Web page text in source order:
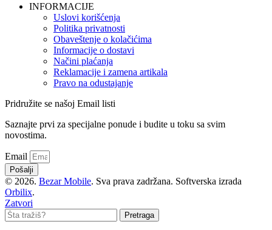
INFORMACIJE
Uslovi korišćenja
Politika privatnosti
Obaveštenje o kolačićima
Informacije o dostavi
Načini plaćanja
Reklamacije i zamena artikala
Pravo na odustajanje
Pridružite se našoj Email listi
Saznajte prvi za specijalne ponude i budite u toku sa svim
novostima.
Email
Pošalji
© 2026. Bezar Mobile. Sva prava zadržana. Softverska izrada
Orbilix.
Zatvori
Pretraga